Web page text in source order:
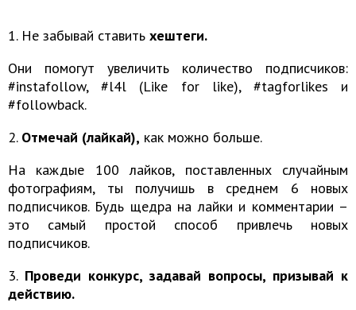
1. Не забывай ставить хештеги.
Они помогут увеличить количество подписчиков:
#instafollow, #l4l (Like for like), #tagforlikes и
#followback.
2. Отмечай (лайкай), как можно больше.
На каждые 100 лайков, поставленных случайным
фотографиям, ты получишь в среднем 6 новых
подписчиков. Будь щедра на лайки и комментарии –
это самый простой способ привлечь новых
подписчиков.
3. Проведи конкурс, задавай вопросы, призывай к
действию.